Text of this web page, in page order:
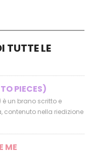
TUTTE LE
PIECES)
è un brano scritto e
contenuto nella riedizione
ME